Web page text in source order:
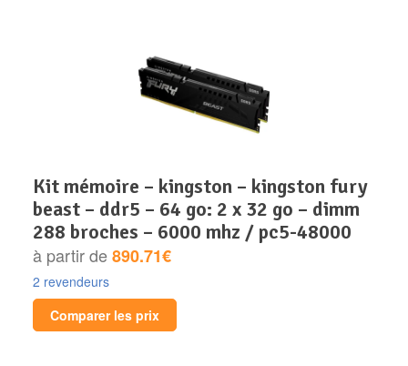
kit mémoire – kingston – kingston fury
beast – ddr5 – 64 go: 2 x 32 go – dimm
288 broches – 6000 mhz / pc5-48000
à partir de890.71€
2 revendeurs
Comparer les prix